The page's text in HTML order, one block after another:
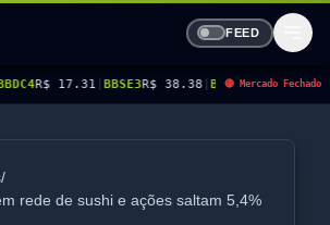
FEED
BBSE3R$ 38.38|BEES3R$ 8.78 |BEES4R$ 9.16|
🔴 Mercado Fechado
/
rede de sushi e ações saltam 5,4%